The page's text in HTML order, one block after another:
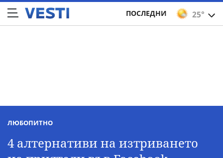
25°
ПОСЛЕДНИ
ЛЮБОПИТНО
4 алтернативи на изтриването